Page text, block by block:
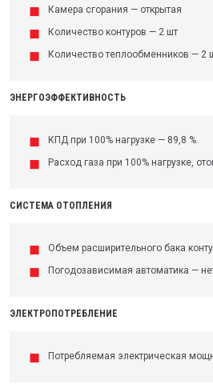
Камера сгорания — открытая
Количество контуров — 2 шт
Количество теплообменников — 2
ЭНЕРГОЭФФЕКТИВНОСТЬ
КПД при 100% нагрузке — 89,8 %
Расход газа при 100% нагрузке,
СИСТЕМА ОТОПЛЕНИЯ
Объем расширительного бака
Погодозависимая автоматика —
ЭЛЕКТРОПОТРЕБЛЕНИЕ
Потребляемая электрическая